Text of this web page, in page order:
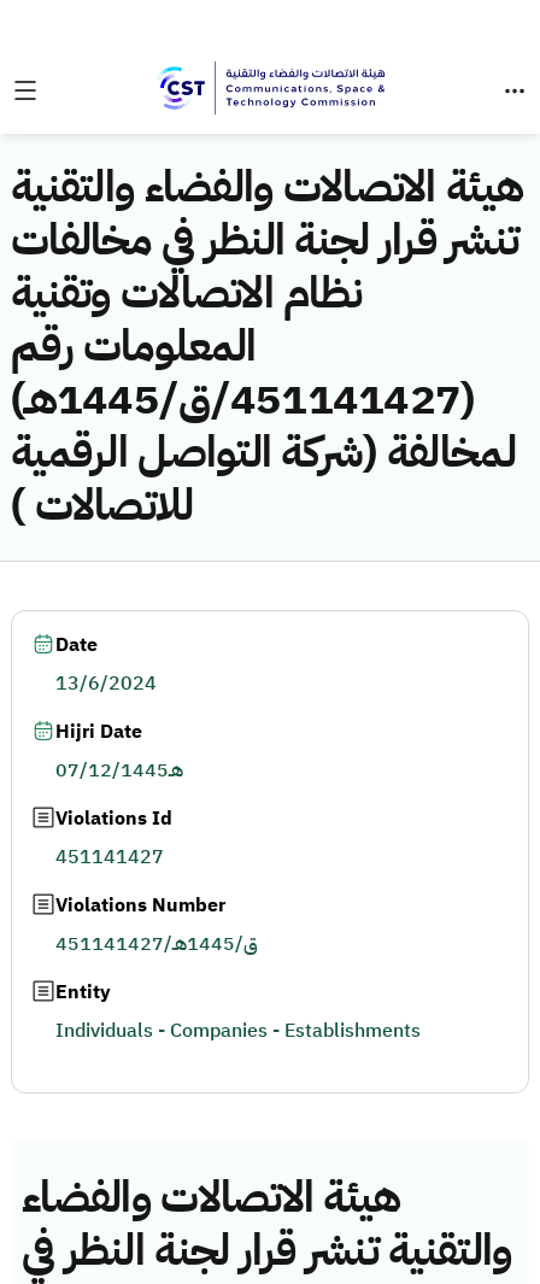
هيئة الاتصالات والفضاء والتقنية
تنشر قرار لجنة النظر في مخالفات
نظام الاتصالات وتقنية
المعلومات رقم
(451141427/ق/1445هـ)
لمخالفة (شركة التواصل الرقمية
للاتصالات )
هيئة الاتصالات والفضاء
والتقنية تنشر قرار لجنة النظر في
Date
13/6/2024
Hijri Date
07/12/1445هـ
Violations Id
451141427
Violations Number
451141427/ق/1445هـ
Entity
Individuals - Companies - Establishments